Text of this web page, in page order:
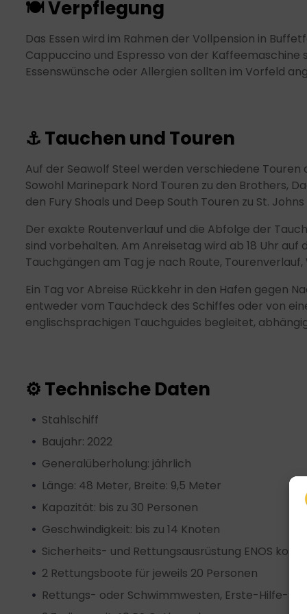
🍽 Verpflegung
Das Essen wird im Rahmen der Vollpension in
Cappuccino und Espresso von der Kaffeemaschine
Essenswünsche oder Allergien sollten im Vorfeld
⚓ Tauchen und Touren
Auf der Seawolf Steel werden verschiedene
Sowohl Marinepark Nord Touren zu den Brothers,
den Fury Shoals und Deep South Touren zu St.
Der exakte Routenverlauf und die Abfolge der
sind vorbehalten. Am Anreisetag wird ab 18 Uhr
Tauchgängen am Tag je nach Route,
Ein Tag vor Abreise Rückkehr in den Hafen gegen
entweder vom Tauchdeck des Schiffes oder von
englischsprachigen Tauchguides begleitet,
⚙ Technische Daten
Stahlschiff
Baujahr: 2022
Generalüberholung: jährlich
Länge: 48 Meter, Breite: 9,5 Meter
Kapazität: bis zu 30 Personen
Geschwindigkeit: bis zu 14 Knoten
Sicherheits- und Rettungsausrüstung ENOS
2 Rettungsboote für jeweils 20 Personen
Rettungs- oder Schwimmwesten, Erste-Hilfe-